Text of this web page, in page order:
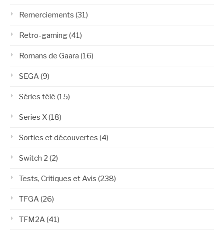
Remerciements (31)
Retro-gaming(41)
Romans de Gaara (16)
SEGA(9)
Séries télé (15)
Series X(18)
Sorties et découvertes (4)
Switch 2 (2)
Tests, Critiques et Avis (238)
TFGA(26)
TFM2A(41)